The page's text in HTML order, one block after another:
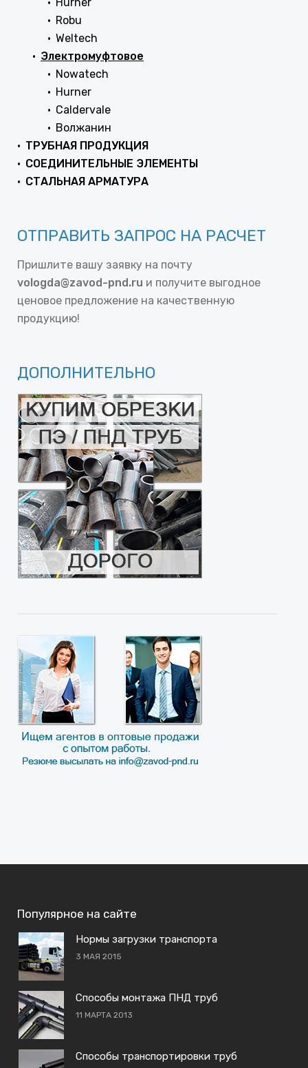
Robu
Weltech
Электромуфтовое
Nowatech
Hurner
Caldervale
Волжанин
ТРУБНАЯ ПРОДУКЦИЯ
СОЕДИНИТЕЛЬНЫЕ ЭЛЕМЕНТЫ
СТАЛЬНАЯ АРМАТУРА
ОТПРАВИТЬ ЗАПРОС НА РАСЧЕТ
Пришлите вашу заявку на почту
vologda@zavod-pnd.ru и получите выгодное
ценовое предложение на качественную
продукцию!
ДОПОЛНИТЕЛЬНО
Популярное на сайте
Нормы загрузки транспорта
3 МАЯ 2015
Способы монтажа ПНД труб
11 МАРТА 2013
Способы транспортировки труб